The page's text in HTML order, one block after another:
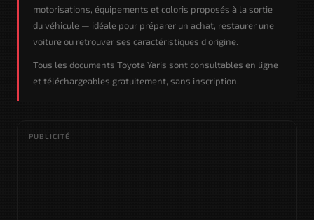
motorisations, équipements et coloris proposés à la sortie
du véhicule — idéale pour préparer un achat, restaurer une
voiture ou retrouver ses caractéristiques d'origine.
Tous les documents Toyota Yaris sont consultables en ligne
et téléchargeables gratuitement, sans inscription.
PUBLICITÉ